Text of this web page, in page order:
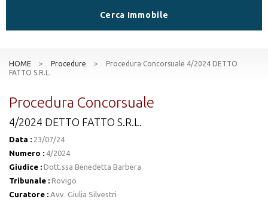
Cerca Immobile
HOME > Procedure >
Procedura Concorsuale 4/2024 DETTO
FATTO S.R.L.
Procedura Concorsuale
4/2024 DETTO FATTO S.R.L.
Data : 23/07/24
Numero : 4/2024
Giudice : Dott.ssa Benedetta Barbera
Tribunale : Rovigo
Curatore : Avv. Giulia Silvestri